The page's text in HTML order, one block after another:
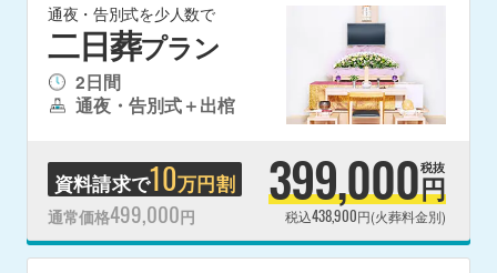
通夜・告別式を少人数で
二日葬プラン
2日間
通夜・告別式＋出棺
資料請求で10万円割
通常価格499,000円
399,000円
税抜
税込438,900円(火葬料金別)